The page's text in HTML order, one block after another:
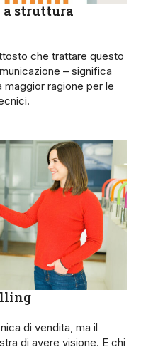
a struttura
che trattare questo
– significa
ragione per le
di vendita, ma il
di avere visione. E chi